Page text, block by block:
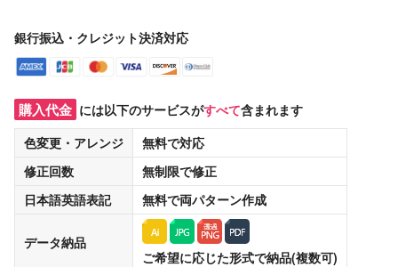
銀行振込・クレジット決済対応
購入代金 には以下のサービスがすべて含まれます
色変更・アレンジ
無料で対応
修正回数
無制限で修正
日本語英語表記
無料で両パターン作成
データ納品
ご希望に応じた形式で納品(複数可)